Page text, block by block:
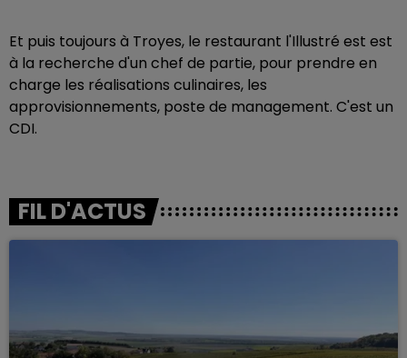
Et puis toujours à Troyes, le restaurant l'Illustré est est
à la recherche d'un chef de partie, pour prendre en
charge les réalisations culinaires, les
approvisionnements, poste de management. C'est un
CDI.
FIL D'ACTUS